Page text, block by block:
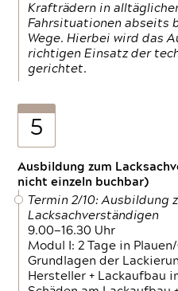
Krafträdern in
Fahrsituationen abseits
Wege. Hierbei wird das
richtigen Einsatz der
gerichtet.
5
Ausbildung zum
nicht einzeln buchbar)
Termin 2/10: Ausbildung
Lacksachverständigen
9.00—16.30 Uhr
Modul I: 2 Tage in
Grundlagen der
Hersteller + Lackaufbau